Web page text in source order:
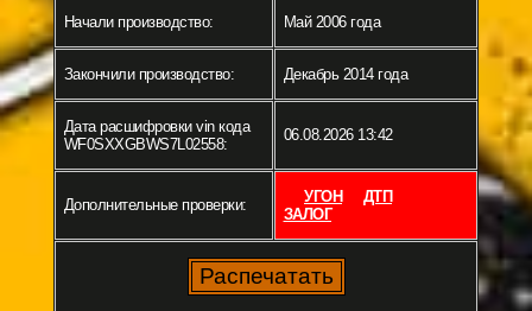
Начали производство: Май 2006 года
Закончили производство: Декабрь 2014 года
Дата расшифровки vin кода
WF0SXXGBWS7L02558:
06.08.2026 13:42
Дополнительные проверки: УГОН
ДТП
ЗАЛОГ